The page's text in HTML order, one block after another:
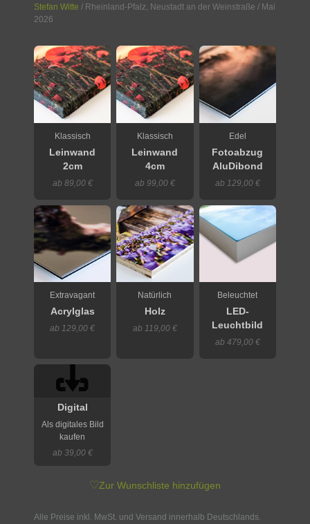
Stefan Witte / Rheinland-Pfalz, Neustadt an der Weinstraße / Mai
2026
Klassisch
Leinwand
2cm
ab 89,00 €
Klassisch
Leinwand
4cm
ab 99,00 €
Edel
Fotoabzug
AluDibond
ab 129,00 €
Extravagant
Acrylglas
ab 129,00 €
Natürlich
Holz
ab 119,00 €
Beleuchtet
LED-
Leuchtbild
ab 479,00 €
Digital
Als digitales Bild
kaufen
ab 39,00 €
♡Zur Wunschliste hinzufügen
Alle Preise inkl. MwSt. und Versand innerhalb Deutschlands.